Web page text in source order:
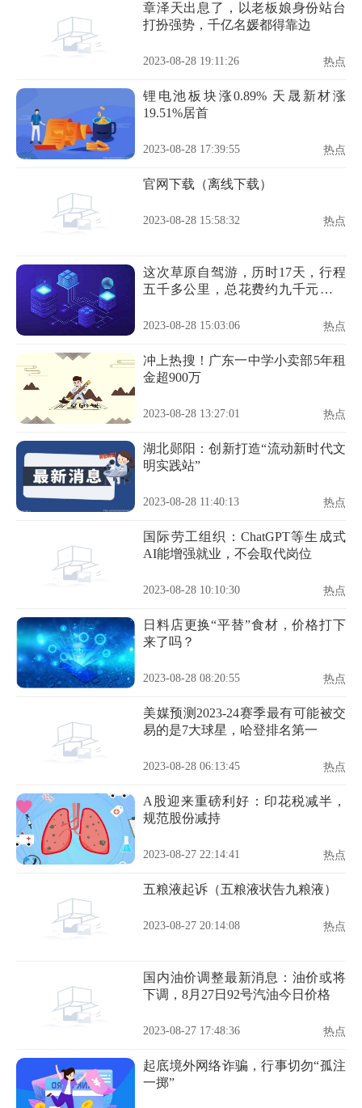
章泽天出息了，以老板娘身份站台
打扮强势，千亿名媛都得靠边
2023-08-28 19:11:26 热点
锂电池板块涨0.89% 天晟新材涨
19.51%居首
2023-08-28 17:39:55 热点
官网下载（离线下载）
2023-08-28 15:58:32 热点
这次草原自驾游，历时17天，行程
五千多公里，总花费约九千元，平
2023-08-28 15:03:06 热点
冲上热搜！广东一中学小卖部5年租
金超900万
2023-08-28 13:27:01 热点
湖北郧阳：创新打造“流动新时代文
明实践站”
2023-08-28 11:40:13 热点
国际劳工组织：ChatGPT等生成式
AI能增强就业，不会取代岗位
2023-08-28 10:10:30 热点
日料店更换“平替”食材，价格打下
来了吗？
2023-08-28 08:20:55 热点
美媒预测2023-24赛季最有可能被交
易的是7大球星，哈登排名第一
2023-08-28 06:13:45 热点
A股迎来重磅利好：印花税减半，
规范股份减持
2023-08-27 22:14:41 热点
五粮液起诉（五粮液状告九粮液）
2023-08-27 20:14:08 热点
国内油价调整最新消息：油价或将
下调，8月27日92号汽油今日价格
2023-08-27 17:48:36 热点
起底境外网络诈骗，行事切勿“孤注
一掷”